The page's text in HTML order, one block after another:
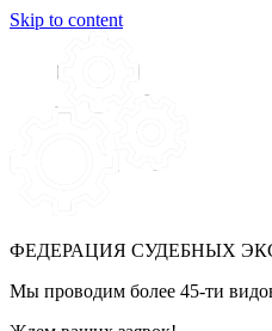
Skip to content
ФЕДЕРАЦИЯ СУДЕБНЫХ
Мы проводим более 45-ти